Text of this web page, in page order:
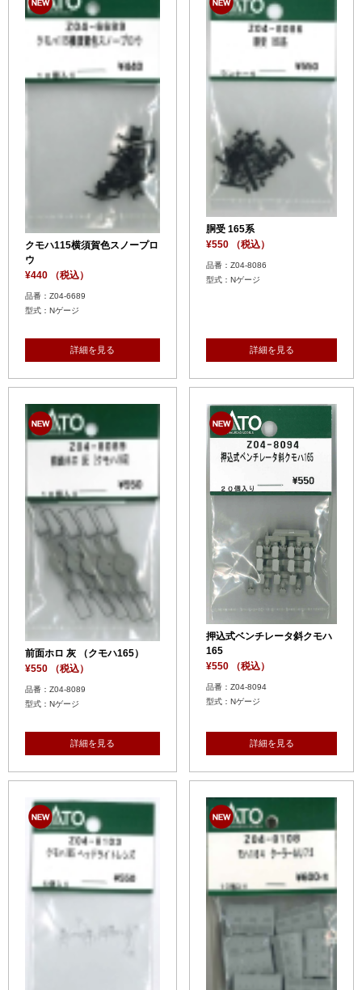
クモハ115横須賀色スノープロ
ウ
¥440 （税込）
品番：Z04-6689
型式：Nゲージ
詳細を見る
胴受 165系
¥550 （税込）
品番：Z04-8086
型式：Nゲージ
詳細を見る
前面ホロ 灰 （クモハ165）
¥550 （税込）
品番：Z04-8089
型式：Nゲージ
詳細を見る
押込式ベンチレータ斜クモハ
165
¥550 （税込）
品番：Z04-8094
型式：Nゲージ
詳細を見る